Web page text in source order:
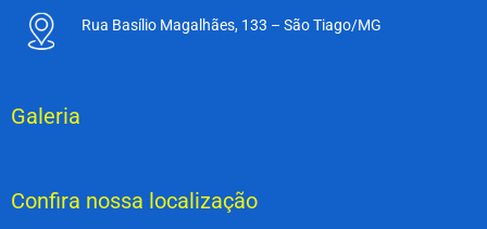
Rua Basílio Magalhães, 133 – São Tiago/MG
Galeria
Confira nossa localização